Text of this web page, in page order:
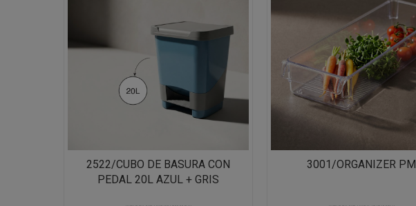
2522/CUBO DE BASURA CON
PEDAL 20L AZUL + GRIS
3001/ORGANIZER PM